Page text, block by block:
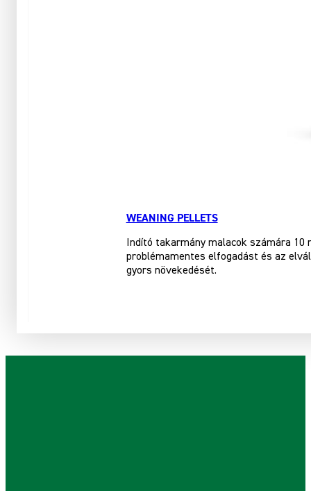
WEANING PELLETS
Indító takarmány malacok számára
problémamentes elfogadást és az
gyors növekedését.